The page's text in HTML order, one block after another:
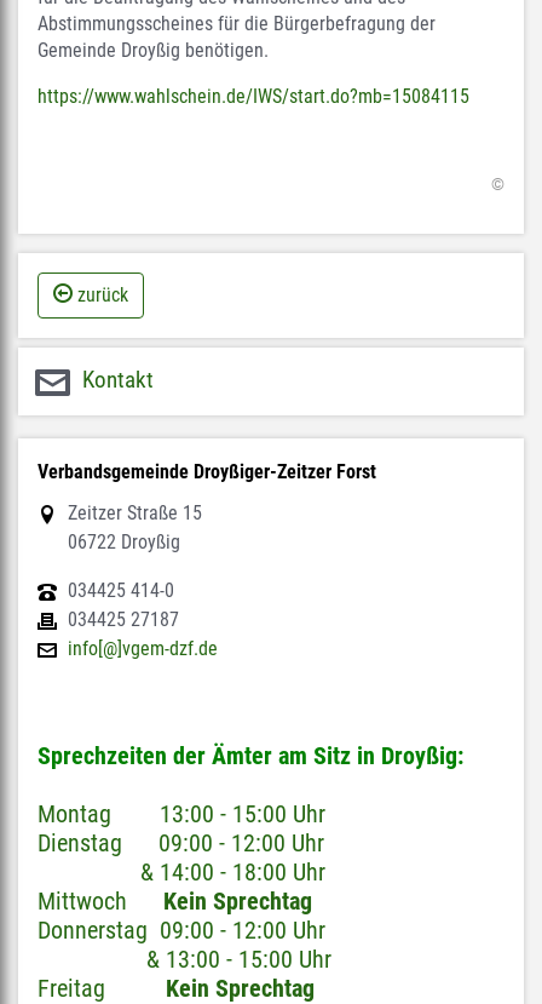
Abstimmungsscheines für die Bürgerbefragung der
Gemeinde Droyßig benötigen.
https://www.wahlschein.de/IWS/start.do?mb=15084115
©
zurück
Kontakt
Verbandsgemeinde Droyßiger-Zeitzer Forst
Zeitzer Straße 15
06722 Droyßig
034425 414-0
034425 27187
info[@]vgem-dzf.de
Sprechzeiten der Ämter am Sitz in Droyßig:
Montag 13:00 - 15:00 Uhr
Dienstag 09:00 - 12:00 Uhr
& 14:00 - 18:00 Uhr
Mittwoch Kein Sprechtag
Donnerstag 09:00 - 12:00 Uhr
& 13:00 - 15:00 Uhr
Freitag Kein Sprechtag